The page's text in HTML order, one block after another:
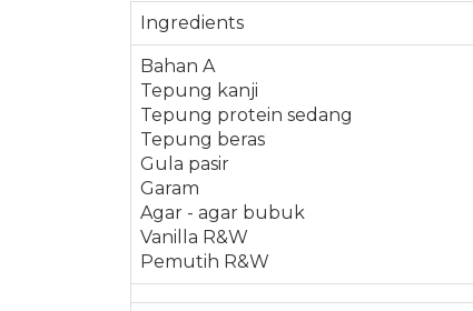
Ingredients
Bahan A
Tepung kanji
Tepung protein sedang
Tepung beras
Gula pasir
Garam
Agar - agar bubuk
Vanilla R&W
Pemutih R&W